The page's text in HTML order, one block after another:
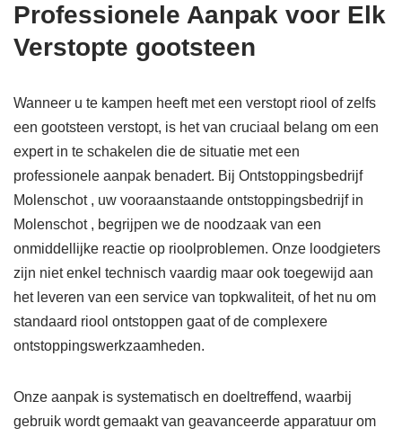
Professionele Aanpak voor Elk
Verstopte gootsteen
Wanneer u te kampen heeft met een verstopt riool of zelfs
een gootsteen verstopt, is het van cruciaal belang om een
expert in te schakelen die de situatie met een
professionele aanpak benadert. Bij Ontstoppingsbedrijf
Molenschot , uw vooraanstaande ontstoppingsbedrijf in
Molenschot , begrijpen we de noodzaak van een
onmiddellijke reactie op rioolproblemen. Onze loodgieters
zijn niet enkel technisch vaardig maar ook toegewijd aan
het leveren van een service van topkwaliteit, of het nu om
standaard riool ontstoppen gaat of de complexere
ontstoppingswerkzaamheden.
Onze aanpak is systematisch en doeltreffend, waarbij
gebruik wordt gemaakt van geavanceerde apparatuur om